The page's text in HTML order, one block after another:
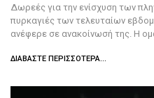
Δωρεές για την ενίσχυση των
πυρκαγιές των τελευταίων
ανέφερε σε ανακοίνωσή της. Η
ΔΙΑΒΆΣΤΕ ΠΕΡΙΣΣΌΤΕΡΑ...